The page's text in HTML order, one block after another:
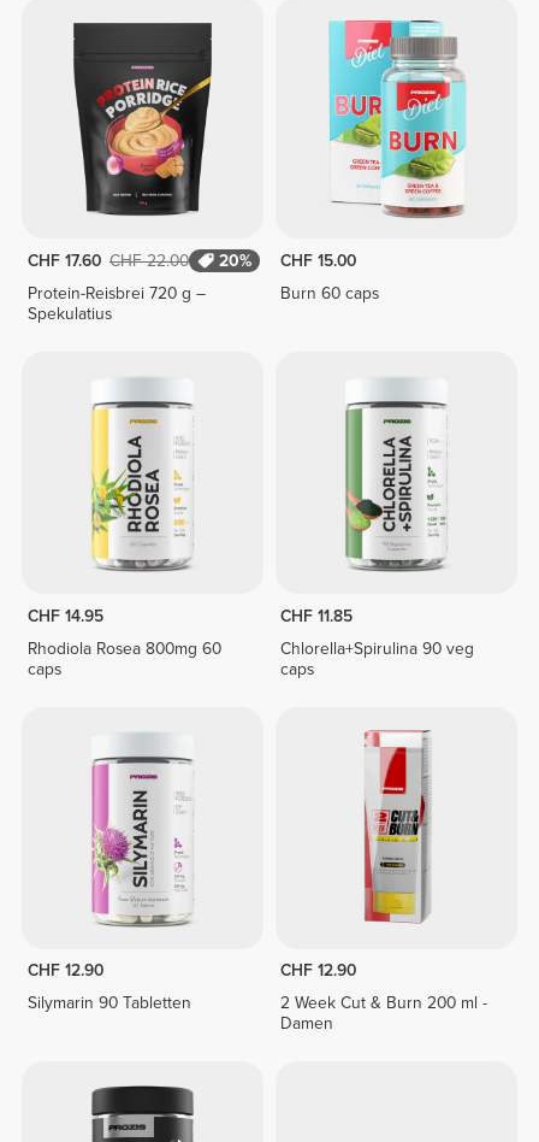
CHF 17.60 CHF 22.00
20%
Protein-Reisbrei 720 g –
Spekulatius
CHF 15.00
Burn 60 caps
CHF 14.95
Rhodiola Rosea 800mg 60
caps
CHF 11.85
Chlorella+Spirulina 90 veg
caps
CHF 12.90
Silymarin 90 Tabletten
CHF 12.90
2 Week Cut & Burn 200 ml -
Damen